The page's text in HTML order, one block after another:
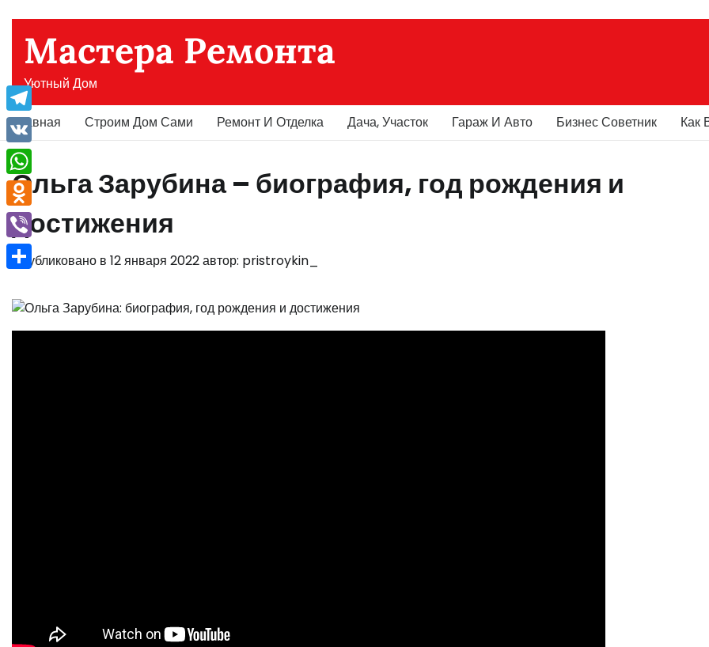
содержимому
Мастера Ремонта
Уютный Дом
Главная Строим Дом Сами Ремонт И Отделка Дача, Участок Гараж И Авто Бизнес Советник Как
Ольга Зарубина – биография, год рождения и
достижения
Опубликовано в 12 января 2022автор: pristroykin_
Telegram
VK
WhatsApp
Odnoklassniki
Viber